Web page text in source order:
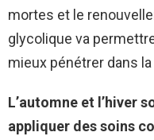
mortes et le
glycolique va
mieux pénétrer dans la
L’automne et l’hiver
appliquer des soins